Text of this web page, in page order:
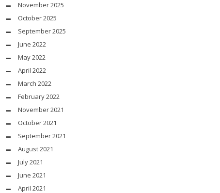
November 2025
October 2025
September 2025
June 2022
May 2022
April 2022
March 2022
February 2022
November 2021
October 2021
September 2021
August 2021
July 2021
June 2021
April 2021